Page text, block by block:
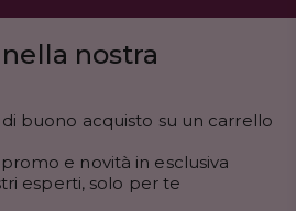
nostra
buono acquisto su un carrello
e novità in esclusiva
esperti, solo per te